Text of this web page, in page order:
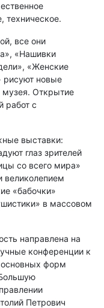
техническое.
все они
«Нашивки
«Женские
рисуют новые
музея. Открытие
работ с
выставки:
глаз зрителей
со всего мира»
великолепием
«бабочки»
в массовом
направлена на
конференции к
форм
Петрович